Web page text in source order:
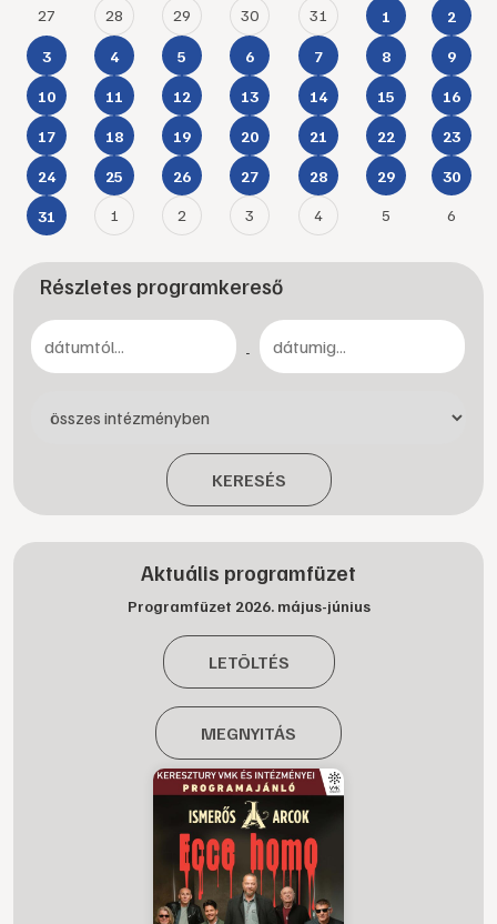
27 28 29 30 31 1 2
3 4 5 6 7 8 9
10 11 12 13 14 15 16
17 18 19 20 21 22 23
24 25 26 27 28 29 30
31 1 2 3 4 5 6
Részletes programkereső
-
KERESÉS
Aktuális programfüzet
Programfüzet 2026. május-június
LETÖLTÉS
MEGNYITÁS